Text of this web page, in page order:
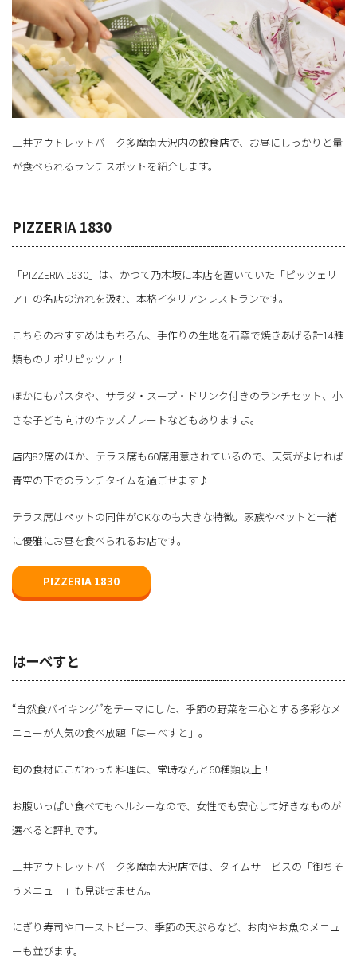
三井アウトレットパーク多摩南大沢内の飲食店で、お昼にしっかりと量
が食べられるランチスポットを紹介します。
PIZZERIA 1830
「PIZZERIA 1830」は、かつて乃木坂に本店を置いていた「ピッツェリ
ア」の名店の流れを汲む、本格イタリアンレストランです。
こちらのおすすめはもちろん、手作りの生地を石窯で焼きあげる計14種
類ものナポリピッツァ！
ほかにもパスタや、サラダ・スープ・ドリンク付きのランチセット、小
さな子ども向けのキッズプレートなどもありますよ。
店内82席のほか、テラス席も60席用意されているので、天気がよければ
青空の下でのランチタイムを過ごせます♪
テラス席はペットの同伴がOKなのも大きな特徴。家族やペットと一緒
に優雅にお昼を食べられるお店です。
PIZZERIA 1830
はーべすと
“自然食バイキング”をテーマにした、季節の野菜を中心とする多彩なメ
ニューが人気の食べ放題「はーべすと」。
旬の食材にこだわった料理は、常時なんと60種類以上！
お腹いっぱい食べてもヘルシーなので、女性でも安心して好きなものが
選べると評判です。
三井アウトレットパーク多摩南大沢店では、タイムサービスの「御ちそ
うメニュー」も見逃せません。
にぎり寿司やローストビーフ、季節の天ぷらなど、お肉やお魚のメニュ
ーも並びます。